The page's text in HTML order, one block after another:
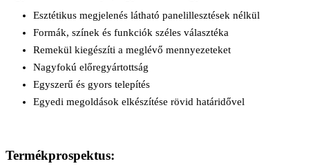
Esztétikus megjelenés látható panelillesztések nélkül
Formák, színek és funkciók széles választéka
Remekül kiegészíti a meglévő mennyezeteket
Nagyfokú előregyártottság
Egyszerű és gyors telepítés
Egyedi megoldások elkészítése rövid határidővel
Termékprospektus: